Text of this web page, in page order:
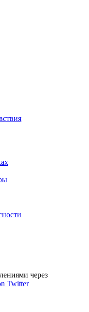
через